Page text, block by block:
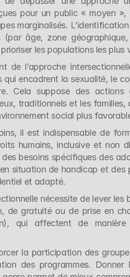
pour un public « moyen
marginalisés.
(par âge, zone
les populations les plus
de l’approche
qui encadrent la sexualité, le
Cela suppose des actions
traditionnels et les
social plus
il est indispensable de
humains, inclusive et non
besoins spécifiques des
situation de handicap et
et adapté.
nécessite de lever
de gratuité ou de prise en
qui affectent de
la participation des
des programmes.